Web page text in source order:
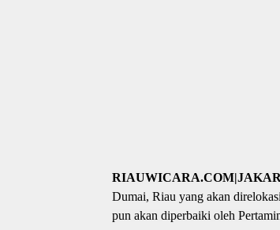
Dumai, Riau yang akan
pun akan diperbaiki oleh